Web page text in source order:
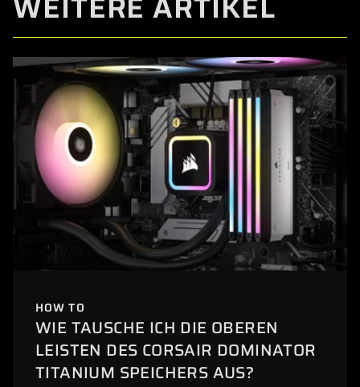
HOW TO
WIE TAUSCHE ICH DIE OBEREN
LEISTEN DES CORSAIR DOMINATOR
TITANIUM SPEICHERS AUS?